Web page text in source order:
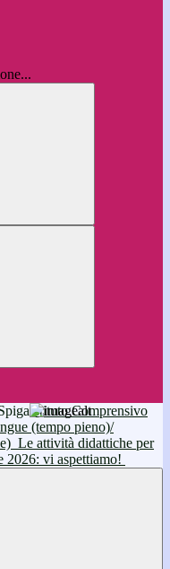
Istituto Comprensivo
(tempo pieno)/
Le attività didattiche per
2026: vi aspettiamo!